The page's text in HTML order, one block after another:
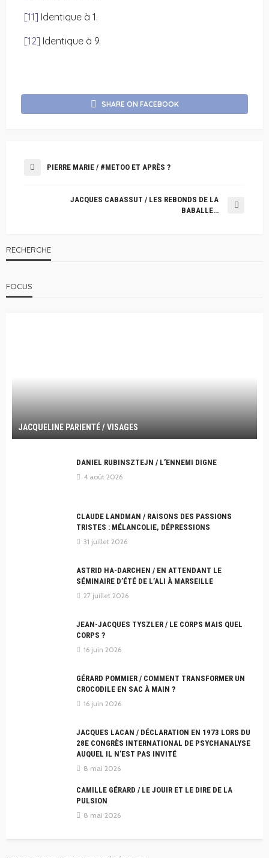
[11] Identique à 1.
[12] Identique à 9.
SHARE ON FACEBOOK
PIERRE MARIE / #METOO ET APRÈS ?
JACQUES CABASSUT / LES REBONDS DE LA
BABALLE…
RECHERCHE
FOCUS
JACQUELINE PARIENTÉ / VISAGES
DANIEL RUBINSZTEJN / L’ENNEMI DIGNE
4 août 2026
CLAUDE LANDMAN / RAISONS DES PASSIONS
TRISTES : MÉLANCOLIE, DÉPRESSIONS
31 juillet 2026
ASTRID HA-DARCHEN / EN ATTENDANT LE
SÉMINAIRE D’ÉTÉ DE L’ALI À MARSEILLE
27 juillet 2026
JEAN-JACQUES TYSZLER / LE CORPS MAIS QUEL
CORPS ?
16 juin 2026
GÉRARD POMMIER / COMMENT TRANSFORMER UN
CROCODILE EN SAC À MAIN ?
16 juin 2026
JACQUES LACAN / DÉCLARATION EN 1973 LORS DU
28E CONGRÈS INTERNATIONAL DE PSYCHANALYSE
AUQUEL IL N’EST PAS INVITÉ
8 mai 2026
CAMILLE GÉRARD / LE JOUIR ET LE DIRE DE LA
PULSION
8 mai 2026